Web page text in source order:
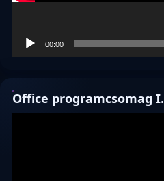
00:00
Office programcsomag I.